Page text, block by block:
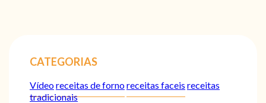
CATEGORIAS
Vídeoreceitas de fornoreceitas faceis receitas
tradicionais